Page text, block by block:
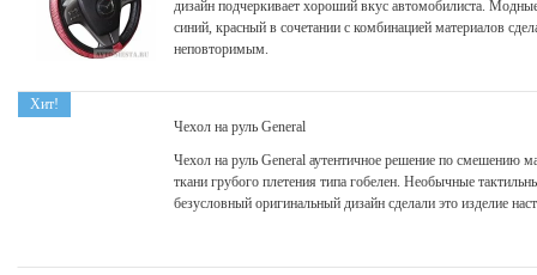
дизайн подчеркивает хороший вкус автомобилиста.
синий, красный в сочетании с комбинацией материалов
неповторимым.
Хит!
Чехол на руль General
Чехол на руль General аутентичное решение по смешению
ткани грубого плетения типа гобелен. Необычные
безусловный оригинальный дизайн сделали это изделие